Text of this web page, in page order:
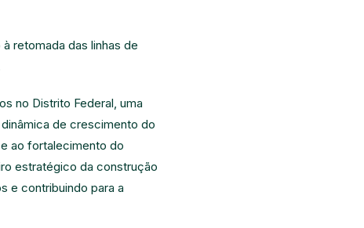
retomada das linhas de
no Distrito Federal, uma
de crescimento do
ao fortalecimento do
estratégico da construção
e contribuindo para a